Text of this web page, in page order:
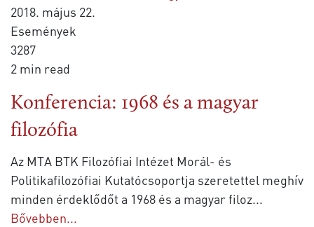
2018. május 22.
Események
3287
2 min read
Konferencia: 1968 és a magyar
filozófia
Az MTA BTK Filozófiai Intézet Morál- és
Politikafilozófiai Kutatócsoportja szeretettel meghív
minden érdeklődőt a 1968 és a magyar filoz...
Bővebben...